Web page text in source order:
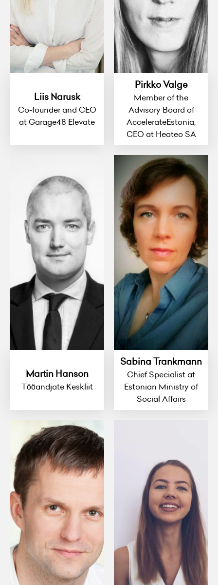
Liis Narusk
Co-founder and CEO
at Garage48 Elevate
Pirkko Valge
Member of the
Advisory Board of
AccelerateEstonia,
CEO at Heateo SA
Martin Hanson
Tööandjate Keskliit
Sabina Trankmann
Chief Specialist at
Estonian Ministry of
Social Affairs